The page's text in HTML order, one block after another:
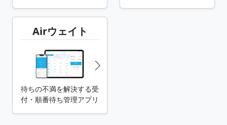
Airウェイト
待ちの不満を解決する受
付・順番待ち管理アプリ